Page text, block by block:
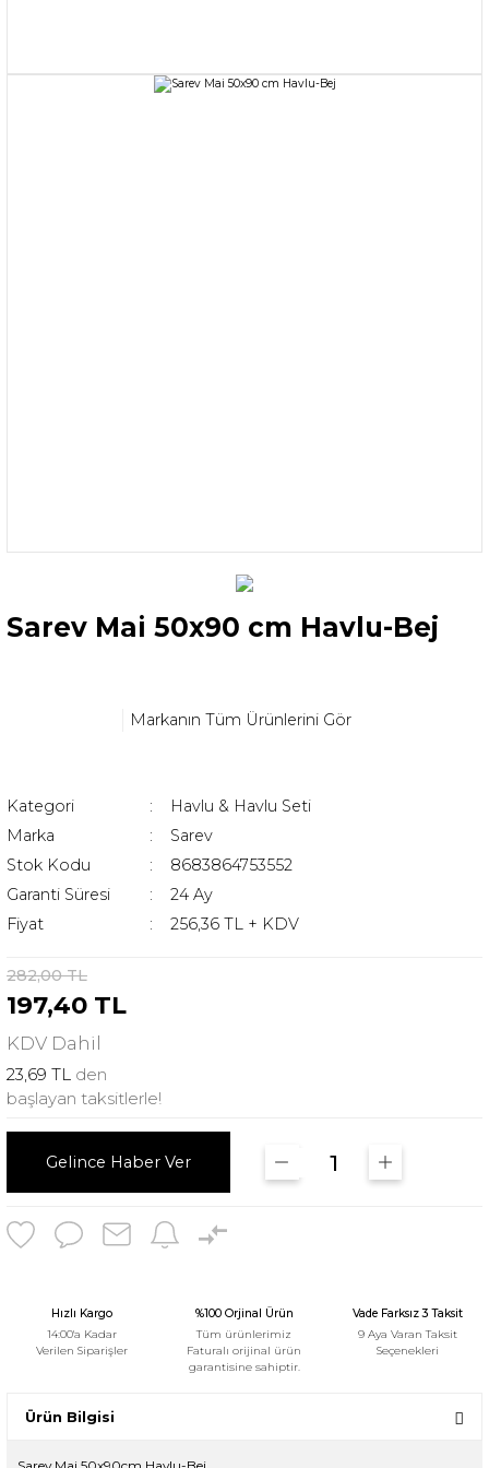
Sarev Mai 50x90 cm Havlu-Bej
Markanın Tüm Ürünlerini Gör
Kategori
Havlu & Havlu Seti
Marka
Sarev
Stok Kodu
8683864753552
Garanti Süresi
24 Ay
Fiyat
256,36 TL + KDV
282,00 TL
197,40 TL
KDV Dahil
23,69 TL den
başlayan taksitlerle!
Gelince Haber Ver
Hızlı Kargo
14:00'a Kadar
Verilen Siparişler
%100 Orjinal Ürün
Tüm ürünlerimiz
Faturalı orijinal ürün
garantisine sahiptir.
Vade Farksız 3 Taksit
9 Aya Varan Taksit
Seçenekleri
Ürün Bilgisi